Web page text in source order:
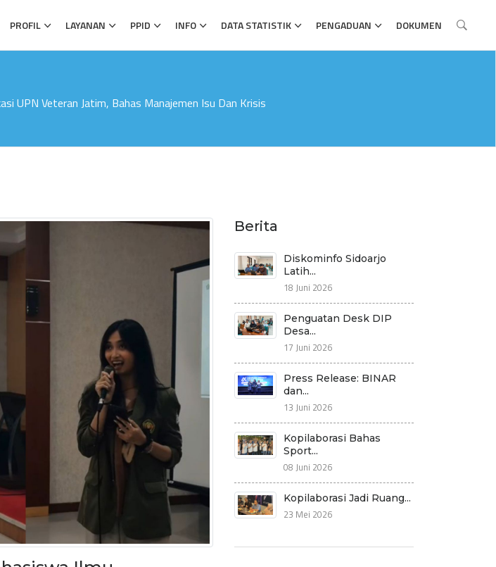
PROFIL LAYANAN PPID INFO DATA STATISTIK PENGADUAN DOKUMEN
UPN Veteran Jatim, Bahas Manajemen Isu Dan Krisis
Berita
Diskominfo Sidoarjo
Latih...
18 Juni 2026
Penguatan Desk DIP
Desa...
17 Juni 2026
Press Release: BINAR
dan...
13 Juni 2026
Kopilaborasi Bahas
Sport...
08 Juni 2026
Kopilaborasi Jadi Ruang...
23 Mei 2026